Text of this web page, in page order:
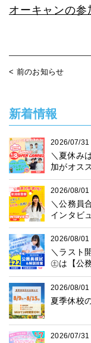
オーキャンの参
< 前のお知らせ
新着情報
2026/07/31
＼夏休み
加がオス
2026/08/01
＼公務員
インタビ
2026/08/01
＼ラスト
㊏は【公
2026/08/01
夏季休校
2026/07/31